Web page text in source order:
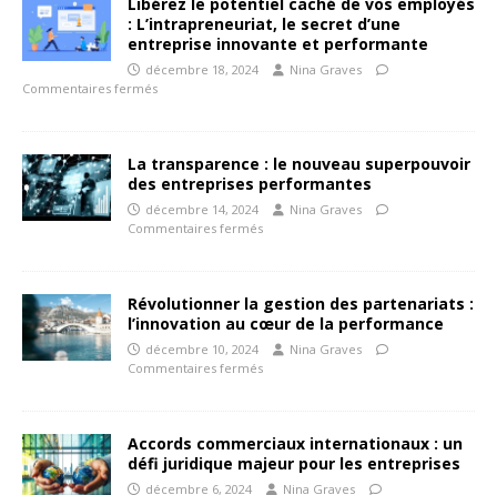
: L’intrapreneuriat, le secret d’une
entreprise innovante et performante
décembre 18, 2024
Nina Graves
Commentaires fermés
La transparence : le nouveau superpouvoir
des entreprises performantes
décembre 14, 2024
Nina Graves
Commentaires fermés
Révolutionner la gestion des partenariats :
l’innovation au cœur de la performance
décembre 10, 2024
Nina Graves
Commentaires fermés
Accords commerciaux internationaux : un
défi juridique majeur pour les entreprises
décembre 6, 2024
Nina Graves